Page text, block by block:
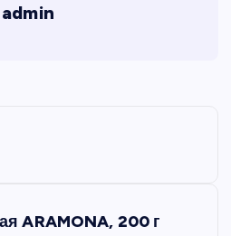
admin
ARAMONA, 200 г